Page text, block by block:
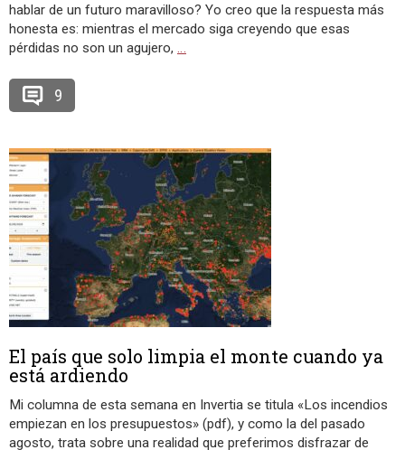
hablar de un futuro maravilloso? Yo creo que la respuesta más
honesta es: mientras el mercado siga creyendo que esas
pérdidas no son un agujero, …
9
El país que solo limpia el monte cuando ya
está ardiendo
Mi columna de esta semana en Invertia se titula «Los incendios
empiezan en los presupuestos» (pdf), y como la del pasado
agosto, trata sobre una realidad que preferimos disfrazar de